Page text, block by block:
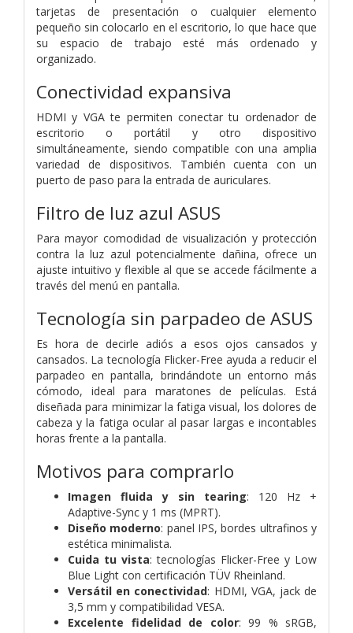
tarjetas de presentación o cualquier elemento
pequeño sin colocarlo en el escritorio, lo que hace que
su espacio de trabajo esté más ordenado y
organizado.
Conectividad expansiva
HDMI y VGA te permiten conectar tu ordenador de
escritorio o portátil y otro dispositivo
simultáneamente, siendo compatible con una amplia
variedad de dispositivos. También cuenta con un
puerto de paso para la entrada de auriculares.
Filtro de luz azul ASUS
Para mayor comodidad de visualización y protección
contra la luz azul potencialmente dañina, ofrece un
ajuste intuitivo y flexible al que se accede fácilmente a
través del menú en pantalla.
Tecnología sin parpadeo de ASUS
Es hora de decirle adiós a esos ojos cansados ​​y
cansados. La tecnología Flicker-Free ayuda a reducir el
parpadeo en pantalla, brindándote un entorno más
cómodo, ideal para maratones de películas. Está
diseñada para minimizar la fatiga visual, los dolores de
cabeza y la fatiga ocular al pasar largas e incontables
horas frente a la pantalla.
Motivos para comprarlo
Imagen fluida y sin tearing: 120 Hz +
Adaptive-Sync y 1 ms (MPRT).
Diseño moderno: panel IPS, bordes ultrafinos y
estética minimalista.
Cuida tu vista: tecnologías Flicker-Free y Low
Blue Light con certificación TÜV Rheinland.
Versátil en conectividad: HDMI, VGA, jack de
3,5 mm y compatibilidad VESA.
Excelente fidelidad de color: 99 % sRGB,